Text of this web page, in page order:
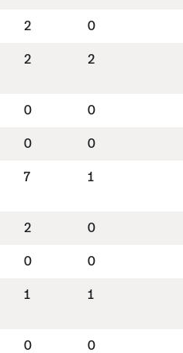
2 0
2 2
0 0
0 0
7 1
2 0
0 0
1 1
0 0